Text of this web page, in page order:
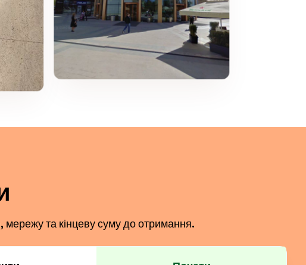
мережу та кінцеву суму до отримання.